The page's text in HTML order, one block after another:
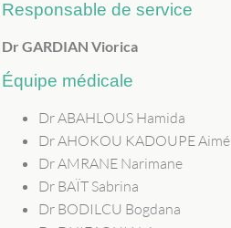
Responsable de service
Dr GARDIAN Viorica
Équipe médicale
Dr ABAHLOUS Hamida
Dr AHOKOU KADOUPE Aimé
Dr AMRANE Narimane
Dr BAÏT Sabrina
Dr BODILCU Bogdana